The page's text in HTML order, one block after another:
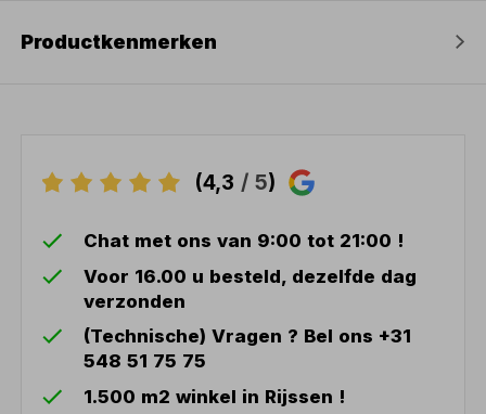
Productkenmerken
(4,3 / 5)
Chat met ons van 9:00 tot 21:00 !
Voor 16.00 u besteld, dezelfde dag
verzonden
(Technische) Vragen ? Bel ons +31
548 51 75 75
1.500 m2 winkel in Rijssen !